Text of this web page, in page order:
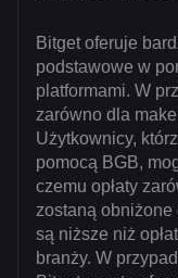
Bitget oferuje
podstawowe w
platformami. W
zarówno dla
Użytkownicy,
pomocą BGB,
czemu opłaty
zostaną obniżone
są niższe niż
branży. W